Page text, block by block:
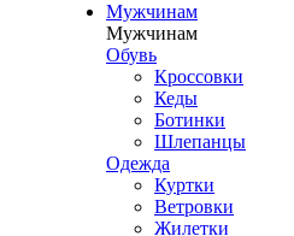
Мужчинам
Мужчинам
Обувь
Кроссовки
Кеды
Ботинки
Шлепанцы
Одежда
Куртки
Ветровки
Жилетки